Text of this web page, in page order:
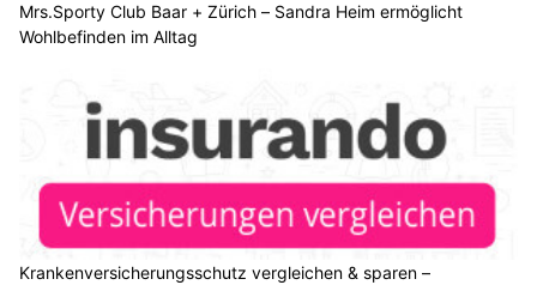
Mrs.Sporty Club Baar + Zürich – Sandra Heim ermöglicht
Wohlbefinden im Alltag
Krankenversicherungsschutz vergleichen & sparen –